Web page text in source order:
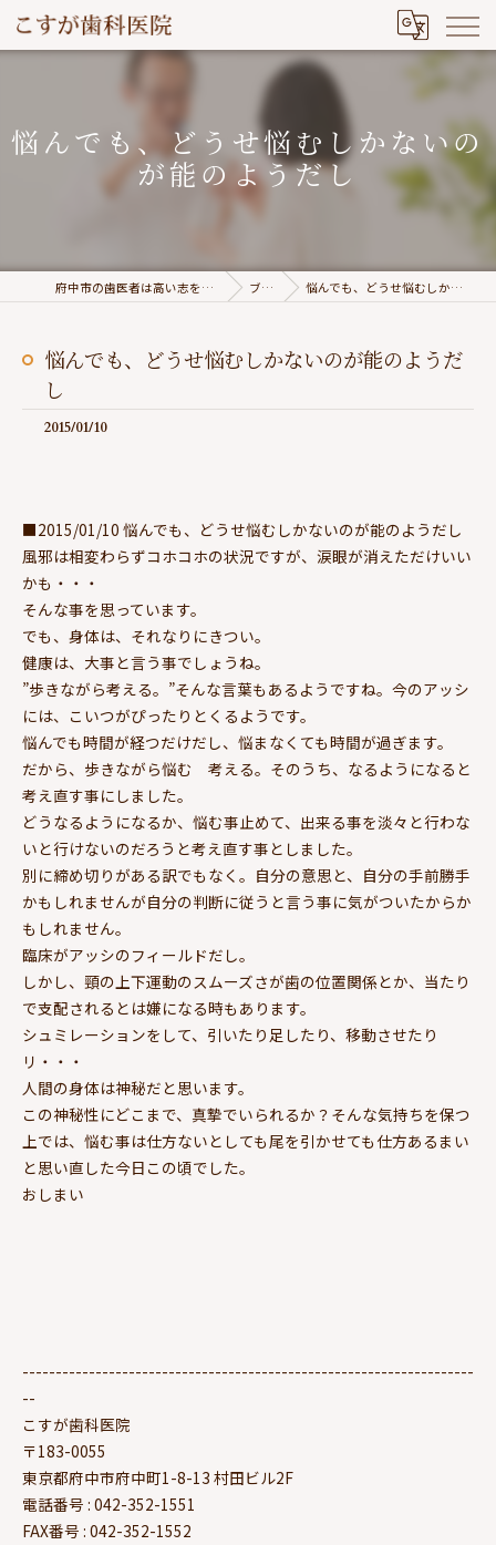
悩んでも、どうせ悩むしかないの
が能のようだし
府中市の歯医者は高い志を持つこすが歯科医院 ブログ 悩んでも、どうせ悩むしかないのが能のようだし
悩んでも、どうせ悩むしかないのが能のようだ
し
2015/01/10
■2015/01/10 悩んでも、どうせ悩むしかないのが能のようだし
風邪は相変わらずコホコホの状況ですが、涙眼が消えただけいい
かも・・・
そんな事を思っています。
でも、身体は、それなりにきつい。
健康は、大事と言う事でしょうね。
”歩きながら考える。”そんな言葉もあるようですね。今のアッシ
には、こいつがぴったりとくるようです。
悩んでも時間が経つだけだし、悩まなくても時間が過ぎます。
だから、歩きながら悩む 考える。そのうち、なるようになると
考え直す事にしました。
どうなるようになるか、悩む事止めて、出来る事を淡々と行わな
いと行けないのだろうと考え直す事としました。
別に締め切りがある訳でもなく。自分の意思と、自分の手前勝手
かもしれませんが自分の判断に従うと言う事に気がついたからか
もしれません。
臨床がアッシのフィールドだし。
しかし、頸の上下運動のスムーズさが歯の位置関係とか、当たり
で支配されるとは嫌になる時もあります。
シュミレーションをして、引いたり足したり、移動させたり
リ・・・
人間の身体は神秘だと思います。
この神秘性にどこまで、真摯でいられるか？そんな気持ちを保つ
上では、悩む事は仕方ないとしても尾を引かせても仕方あるまい
と思い直した今日この頃でした。
おしまい
--------------------------------------------------------------------
--
こすが歯科医院
〒183-0055
東京都府中市府中町1-8-13 村田ビル2F
電話番号 : 042-352-1551
FAX番号 : 042-352-1552